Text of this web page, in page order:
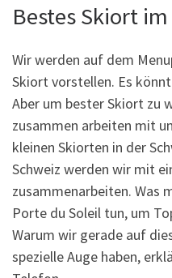
Bestes Skiort
Wir werden auf dem
Skiort vorstellen. Es
Aber um bester Skiort zu
zusammen arbeiten mit
kleinen Skiorten in der
Schweiz werden wir mit
zusammenarbeiten. Was
Porte du Soleil tun, um
Warum wir gerade auf
spezielle Auge haben,